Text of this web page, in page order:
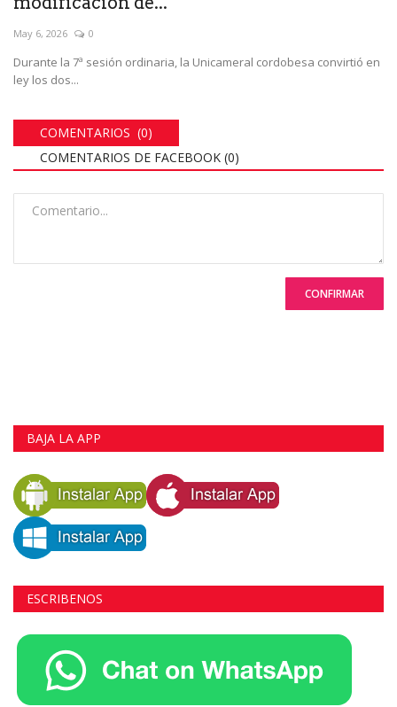
May 6, 2026 0
Durante la 7ª sesión ordinaria, la Unicameral cordobesa convirtió en
ley los dos...
COMENTARIOS (0)
COMENTARIOS DE FACEBOOK (0)
CONFIRMAR
BAJA LA APP
ESCRIBENOS